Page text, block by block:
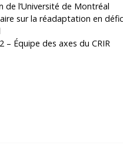
de l’Université de Montréal
sur la réadaptation en
– Équipe des axes du CRIR